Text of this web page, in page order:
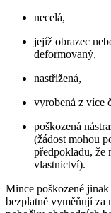
necelá,
jejíž obrazec
deformovaný,
nastřižená,
vyrobená z více
poškozená
(žádost mohou
předpokladu, že
vlastnictví).
Mince poškozené jinak
bezplatně vyměňují za